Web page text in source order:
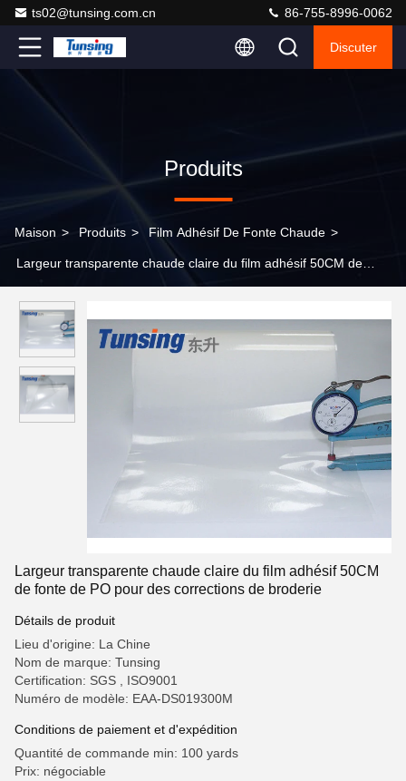
ts02@tunsing.com.cn 86-755-8996-0062
Discuter
Produits
Maison > Produits > Film Adhésif De Fonte Chaude >
Largeur transparente chaude claire du film adhésif 50CM de
Largeur transparente chaude claire du film adhésif 50CM
de fonte de PO pour des corrections de broderie
Détails de produit
Lieu d'origine: La Chine
Nom de marque: Tunsing
Certification: SGS , ISO9001
Numéro de modèle: EAA-DS019300M
Conditions de paiement et d'expédition
Quantité de commande min: 100 yards
Prix: négociable